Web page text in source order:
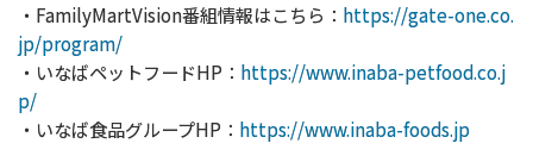
・FamilyMartVision番組情報はこちら： https://gate-one.co.
jp/program/
・いなばペットフードHP： https://www.inaba-petfood.co.j
p/
・いなば食品グループHP： https://www.inaba-foods.jp